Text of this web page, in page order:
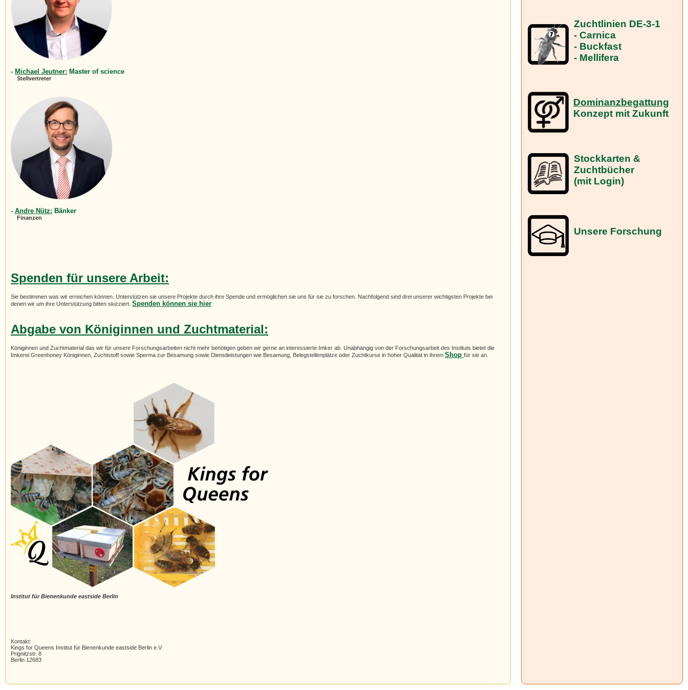
- Michael Jeutner: Master of science
Stellvertreter
- Andre Nütz: Bänker
Finanzen
Spenden für unsere Arbeit:
Sie bestimmen was wir erreichen können. Unterstützen sie unsere Projekte durch ihre Spende und ermöglichen sie uns für sie zu forschen. Nachfolgend sind drei unserer wichtigsten Projekte bei
denen wir um ihre Unterstützung bitten skizziert. Spenden können sie hier
Abgabe von Königinnen und Zuchtmaterial:
Königinnen und Zuchtmaterial das wir für unsere Forschungsarbeiten nicht mehr benötigen geben wir gerne an interessierte Imker ab. Unabhängig von der Forschungsarbeit des Instituts bietet die
Imkerei Greenhoney Königinnen, Zuchtstoff sowie Sperma zur Besamung sowie Dienstleistungen wie Besamung, Belegstellenplätze oder Zuchtkurse in hoher Qualität in ihrem Shop für sie an.
Institut für Bienenkunde eastside Berlin
Kontakt:
Kings for Queens Institut für Bienenkunde eastside Berlin e.V.
Prignitzstr. 8
Berlin 12683
Zuchtlinien DE-3-1
- Carnica
- Buckfast
- Mellifera
Dominanzbegattung
Konzept mit Zukunft
Stockkarten &
Zuchtbücher
(mit Login)
Unsere Forschung